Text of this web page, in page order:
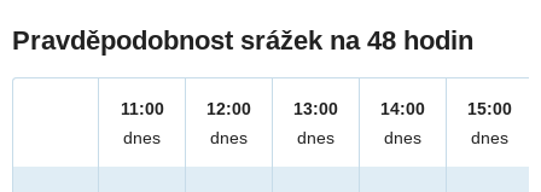
Pravděpodobnost srážek na 48 hodin
11:00
dnes
12:00
dnes
13:00
dnes
14:00
dnes
15:00
dnes